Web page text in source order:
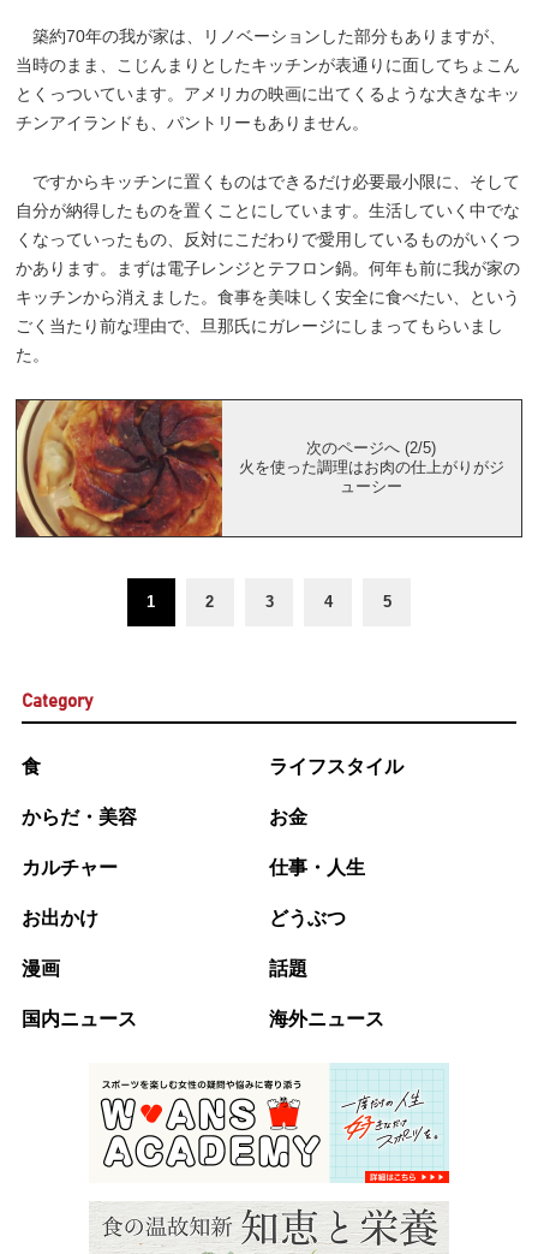
築約70年の我が家は、リノベーションした部分もありますが、
当時のまま、こじんまりとしたキッチンが表通りに面してちょこん
とくっついています。アメリカの映画に出てくるような大きなキッ
チンアイランドも、パントリーもありません。
ですからキッチンに置くものはできるだけ必要最小限に、そして
自分が納得したものを置くことにしています。生活していく中でな
くなっていったもの、反対にこだわりで愛用しているものがいくつ
かあります。まずは電子レンジとテフロン鍋。何年も前に我が家の
キッチンから消えました。食事を美味しく安全に食べたい、という
ごく当たり前な理由で、旦那氏にガレージにしまってもらいまし
た。
次のページへ (2/5)
火を使った調理はお肉の仕上がりがジ
ューシー
1 2 3 4 5
Category
食 ライフスタイル
からだ・美容 お金
カルチャー 仕事・人生
お出かけ どうぶつ
漫画 話題
国内ニュース 海外ニュース